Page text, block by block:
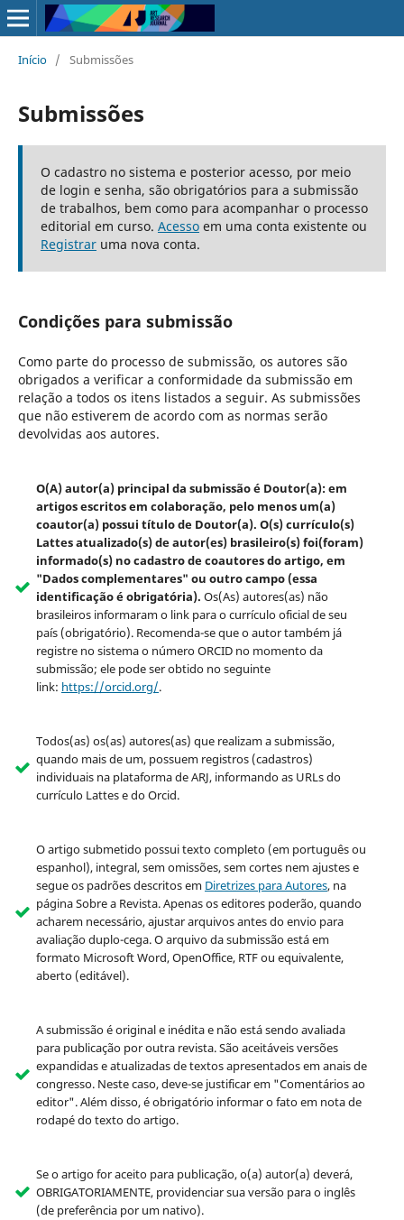
Início / Submissões
Submissões
O cadastro no sistema e posterior acesso, por meio
de login e senha, são obrigatórios para a submissão
de trabalhos, bem como para acompanhar o processo
editorial em curso. Acessoem uma conta existente ou
Registraruma nova conta.
Condições para submissão
Como parte do processo de submissão, os autores são
obrigados a verificar a conformidade da submissão em
relação a todos os itens listados a seguir. As submissões
que não estiverem de acordo com as normas serão
devolvidas aos autores.
O(A) autor(a) principal da submissão é Doutor(a): em
artigos escritos em colaboração, pelo menos um(a)
coautor(a) possui título de Doutor(a). O(s) currículo(s)
Lattes atualizado(s) de autor(es) brasileiro(s) foi(foram)
informado(s) no cadastro de coautores do artigo, em
"Dados complementares" ou outro campo (essa
identificação é obrigatória). Os(As) autores(as) não
brasileiros informaram o link para o currículo oficial de seu
país (obrigatório). Recomenda-se que o autor também já
registre no sistema o número ORCID no momento da
submissão; ele pode ser obtido no seguinte
link: https://orcid.org/.
Todos(as) os(as) autores(as) que realizam a submissão,
quando mais de um, possuem registros (cadastros)
individuais na plataforma de ARJ, informando as URLs do
currículo Lattes e do Orcid.
O artigo submetido possui texto completo (em português ou
espanhol), integral, sem omissões, sem cortes nem ajustes e
segue os padrões descritos em Diretrizes para Autores, na
página Sobre a Revista. Apenas os editores poderão, quando
acharem necessário, ajustar arquivos antes do envio para
avaliação duplo-cega. O arquivo da submissão está em
formato Microsoft Word, OpenOffice, RTF ou equivalente,
aberto (editável).
A submissão é original e inédita e não está sendo avaliada
para publicação por outra revista. São aceitáveis versões
expandidas e atualizadas de textos apresentados em anais de
congresso. Neste caso, deve-se justificar em "Comentários ao
editor". Além disso, é obrigatório informar o fato em nota de
rodapé do texto do artigo.
Se o artigo for aceito para publicação, o(a) autor(a) deverá,
OBRIGATORIAMENTE, providenciar sua versão para o inglês
(de preferência por um nativo).